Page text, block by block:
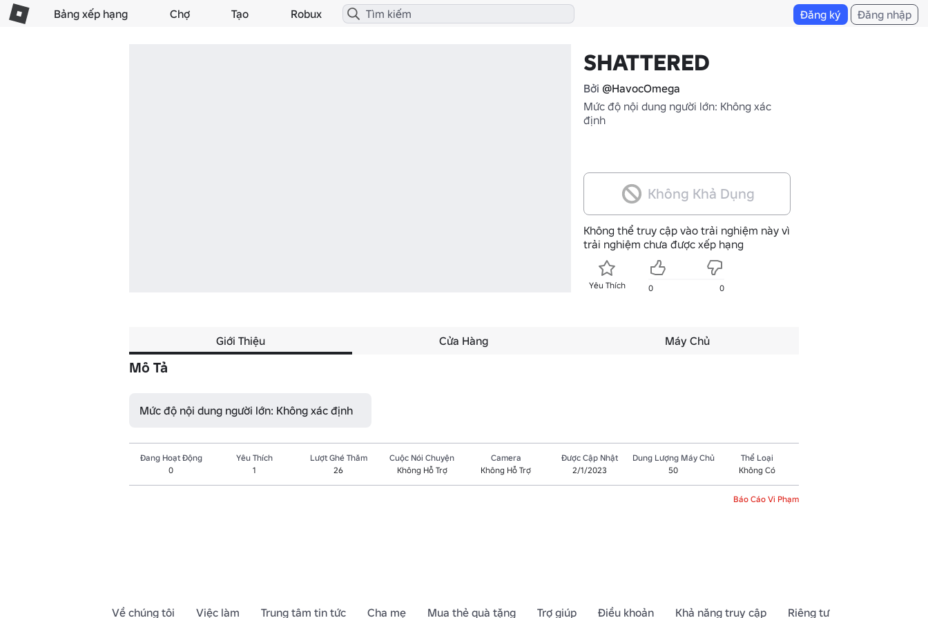
Bảng xếp hạng Chợ Tạo Robux Đăng ký Đăng nhập
SHATTERED
Bởi @HavocOmega
Mức độ nội dung người lớn: Không xác
định
Không Khả Dụng
Không thể truy cập vào trải nghiệm này vì
trải nghiệm chưa được xếp hạng
Yêu Thích 0 0
Giới Thiệu Cửa Hàng Máy Chủ
Mô Tả
Mức độ nội dung người lớn: Không xác định
Đang Hoạt Động
0
Yêu Thích
1
Lượt Ghé Thăm
26
Cuộc Nói Chuyện
Không Hỗ Trợ
Camera
Không Hỗ Trợ
Được Cập Nhật
2/1/2023
Dung Lượng Máy Chủ
50
Thể Loại
Không Có
Báo Cáo Vi Phạm
Về chúng tôi Việc làm Trung tâm tin tức Cha mẹ Mua thẻ quà tặng Trợ giúp Điều khoản Khả năng truy cập Riêng tư